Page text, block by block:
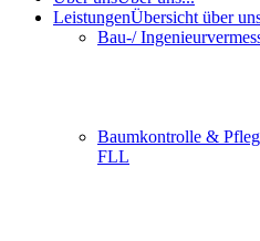
LeistungenÜbersicht über
Bau-/
Baumkontrolle &
FLL